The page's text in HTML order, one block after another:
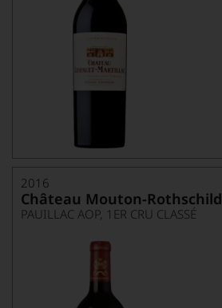
2016
Château Mouton-Rothschild
PAUILLAC AOP, 1ER CRU CLASSÉ